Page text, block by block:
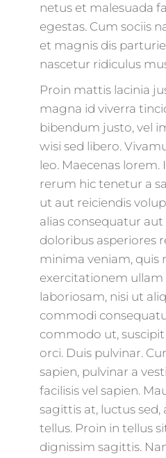
netus et malesuada
egestas. Cum sociis
et magnis dis
nascetur ridiculus
Proin mattis lacinia
magna id viverra
bibendum justo, vel
wisi sed libero.
leo. Maecenas
rerum hic tenetur a
ut aut reiciendis
alias consequatur
doloribus asperiores
minima veniam, quis
exercitationem ullam
laboriosam, nisi ut
commodi
commodo ut,
orci. Duis pulvinar.
sapien, pulvinar a
facilisis vel sapien.
sagittis at, luctus sed,
tellus. Proin in tellus
dignissim sagittis.